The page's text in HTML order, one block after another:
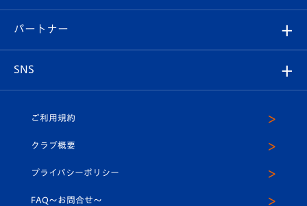
メディア
ホームタウン
マスコット紹介
平和祈念活動
ヴィヴィくんの長崎おもてなしガイド
スタジアムグルメ
V-LOVERS（ファンクラブ）
プレイヤーズスイート
店舗情報
育成からのお知らせ
U-18
スクール
パートナー
SNS
ヴィヴィくんインスタグラム
公式LINE＠
ご利用規約
クラブ概要
プライバシーポリシー
FAQ〜お問合せ〜